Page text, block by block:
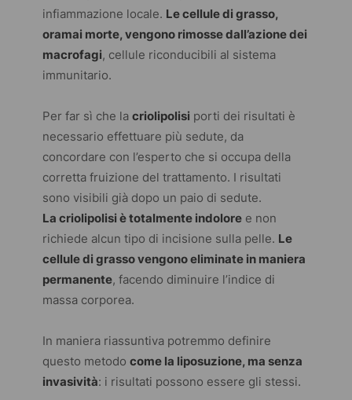
infiammazione locale. Le cellule di grasso,
oramai morte, vengono rimosse dall’azione dei
macrofagi, cellule riconducibili al sistema
immunitario.
Per far sì che lacriolipolisi porti dei risultati è
necessario effettuare più sedute, da
concordare con l’esperto che si occupa della
corretta fruizione del trattamento. I risultati
sono visibili già dopo un paio di sedute.
La criolipolisi è totalmente indolore e non
richiede alcun tipo di incisione sulla pelle. Le
cellule di grasso vengono eliminate in maniera
permanente, facendo diminuire l’indice di
massa corporea.
In maniera riassuntiva potremmo definire
questo metodocome la liposuzione, ma senza
invasività: i risultati possono essere gli stessi.